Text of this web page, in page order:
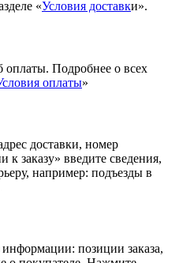
«Условия доставки».
Подробнее о всех
оплаты»
доставки, номер
заказу» введите сведения,
например: подъезды в
позиции заказа,